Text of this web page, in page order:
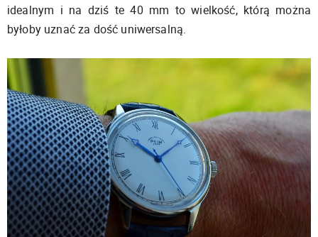
idealnym i na dziś te 40 mm to wielkość, którą można
byłoby uznać za dość uniwersalną.